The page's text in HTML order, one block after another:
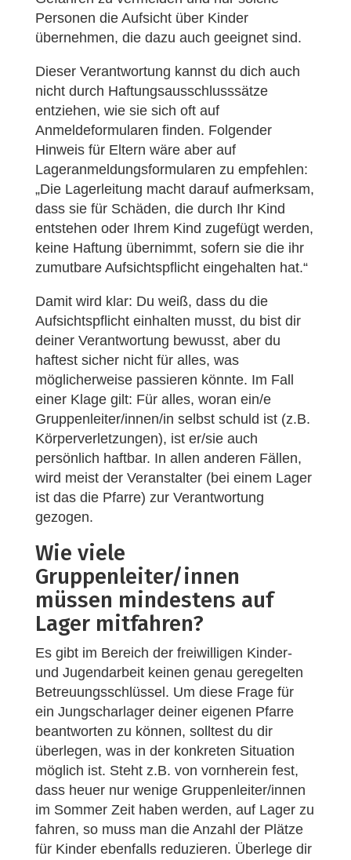
Personen die Aufsicht über Kinder
übernehmen, die dazu auch geeignet sind.
Dieser Verantwortung kannst du dich auch
nicht durch Haftungsausschlusssätze
entziehen, wie sie sich oft auf
Anmeldeformularen finden. Folgender
Hinweis für Eltern wäre aber auf
Lageranmeldungsformularen zu empfehlen:
„Die Lagerleitung macht darauf aufmerksam,
dass sie für Schäden, die durch Ihr Kind
entstehen oder Ihrem Kind zugefügt werden,
keine Haftung übernimmt, sofern sie die ihr
zumutbare Aufsichtspflicht eingehalten hat.“
Damit wird klar: Du weiß, dass du die
Aufsichtspflicht einhalten musst, du bist dir
deiner Verantwortung bewusst, aber du
haftest sicher nicht für alles, was
möglicherweise passieren könnte. Im Fall
einer Klage gilt: Für alles, woran ein/e
Gruppenleiter/innen/in selbst schuld ist (z.B.
Körperverletzungen), ist er/sie auch
persönlich haftbar. In allen anderen Fällen,
wird meist der Veranstalter (bei einem Lager
ist das die Pfarre) zur Verantwortung
gezogen.
Wie viele
Gruppenleiter/innen
müssen mindestens auf
Lager mitfahren?
Es gibt im Bereich der freiwilligen Kinder-
und Jugendarbeit keinen genau geregelten
Betreuungsschlüssel. Um diese Frage für
ein Jungscharlager deiner eigenen Pfarre
beantworten zu können, solltest du dir
überlegen, was in der konkreten Situation
möglich ist. Steht z.B. von vornherein fest,
dass heuer nur wenige Gruppenleiter/innen
im Sommer Zeit haben werden, auf Lager zu
fahren, so muss man die Anzahl der Plätze
für Kinder ebenfalls reduzieren. Überlege dir